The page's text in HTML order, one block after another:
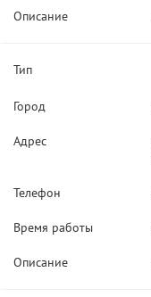
Описание
Тип
Город
Адрес
Телефон
Время работы
Описание